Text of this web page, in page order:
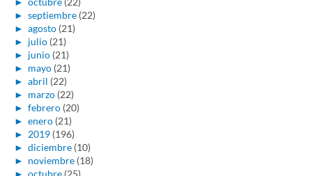
► septiembre (22)
► agosto (21)
► julio (21)
► junio (21)
► mayo (21)
► abril (22)
► marzo (22)
► febrero (20)
► enero (21)
► 2019 (196)
► diciembre (10)
► noviembre (18)
► octubre (25)